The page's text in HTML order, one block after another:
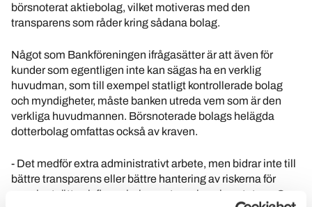
börsnoterat aktiebolag, vilket motiveras med den
transparens som råder kring sådana bolag.
Något som Bankföreningen ifrågasätter är att även för
kunder som egentligen inte kan sägas ha en verklig
huvudman, som till exempel statligt kontrollerade bolag
och myndigheter, måste banken utreda vem som är den
verkliga huvudmannen. Börsnoterade bolags helägda
dotterbolag omfattas också av kraven.
- Det medför extra administrativt arbete, men bidrar inte till
bättre transparens eller bättre hantering av riskerna för
penningtvätt och finansiering av terrorism, konstaterar Sara